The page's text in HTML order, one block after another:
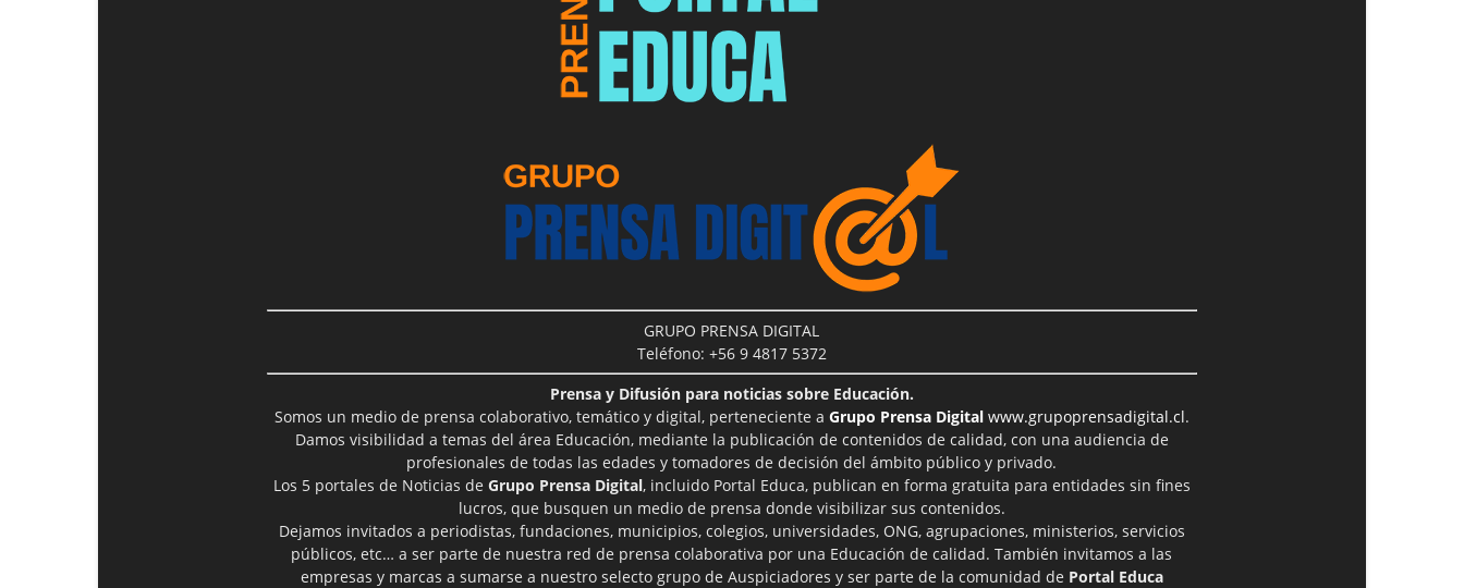
GRUPO PRENSA DIGITAL
Teléfono: +56 9 4817 5372
Prensa y Difusión para noticias sobre Educación.
Somos un medio de prensa colaborativo, temático y digital, perteneciente a Grupo Prensa Digitalwww.grupoprensadigital.cl.
Damos visibilidad a temas del área Educación, mediante la publicación de contenidos de calidad, con una audiencia de
profesionales de todas las edades y tomadores de decisión del ámbito público y privado.
Los 5 portales de Noticias de Grupo Prensa Digital, incluido Portal Educa, publican en forma gratuita para entidades sin fines
lucros, que busquen un medio de prensa donde visibilizar sus contenidos.
Dejamos invitados a periodistas, fundaciones, municipios, colegios, universidades, ONG, agrupaciones, ministerios, servicios
públicos, etc… a ser parte de nuestra red de prensa colaborativa por una Educación de calidad. También invitamos a las
empresas y marcas a sumarse a nuestro selecto grupo de Auspiciadores y ser parte de la comunidad de Portal Educa